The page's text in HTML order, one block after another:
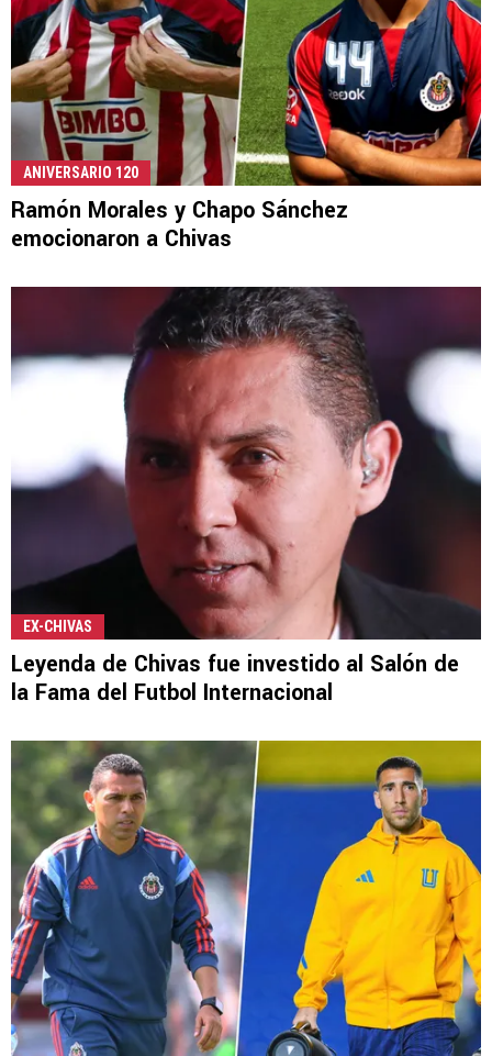
ANIVERSARIO 120
Ramón Morales y Chapo Sánchez
emocionaron a Chivas
EX-CHIVAS
Leyenda de Chivas fue investido al Salón de
la Fama del Futbol Internacional